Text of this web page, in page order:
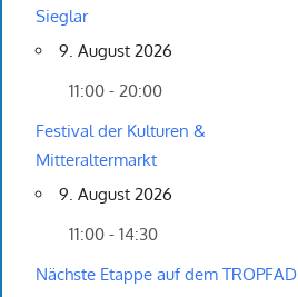
Sieglar
9. August 2026
11:00 - 20:00
Festival der Kulturen &
Mitteraltermarkt
9. August 2026
11:00 - 14:30
Nächste Etappe auf dem TROPFAD